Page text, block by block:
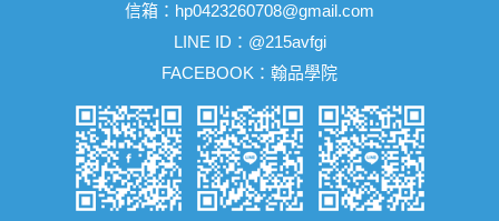
信箱： hp0423260708@gmail.com
LINE ID： @215avfgi
FACEBOOK： 翰品學院